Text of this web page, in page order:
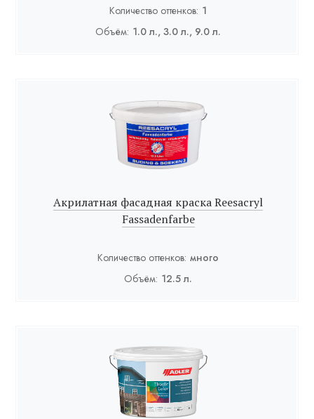
Количество оттенков: 1
Объём: 1.0 л., 3.0 л., 9.0 л.
Акрилатная фасадная краска Reesacryl
Fassadenfarbe
Количество оттенков: много
Объём: 12.5 л.